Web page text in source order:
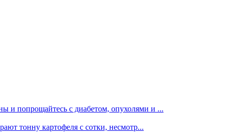
и попрощайтесь с диабетом, опухолями и ...
тонну картофеля с сотки, несмотр...